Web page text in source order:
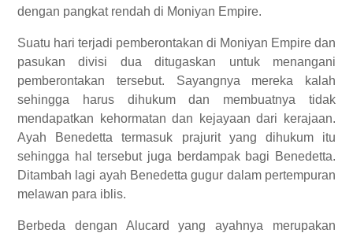
dengan pangkat rendah di Moniyan Empire.
Suatu hari terjadi pemberontakan di Moniyan Empire dan
pasukan divisi dua ditugaskan untuk menangani
pemberontakan tersebut. Sayangnya mereka kalah
sehingga harus dihukum dan membuatnya tidak
mendapatkan kehormatan dan kejayaan dari kerajaan.
Ayah Benedetta termasuk prajurit yang dihukum itu
sehingga hal tersebut juga berdampak bagi Benedetta.
Ditambah lagi ayah Benedetta gugur dalam pertempuran
melawan para iblis.
Berbeda dengan Alucard yang ayahnya merupakan